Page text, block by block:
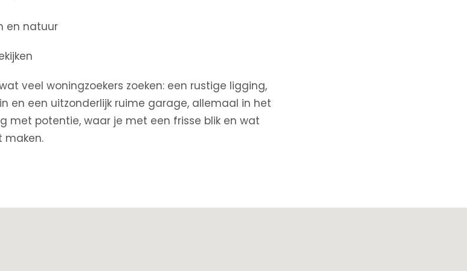
en natuur
veel woningzoekers zoeken: een rustige ligging,
en een uitzonderlijk ruime garage, allemaal in het
met potentie, waar je met een frisse blik en wat
maken.